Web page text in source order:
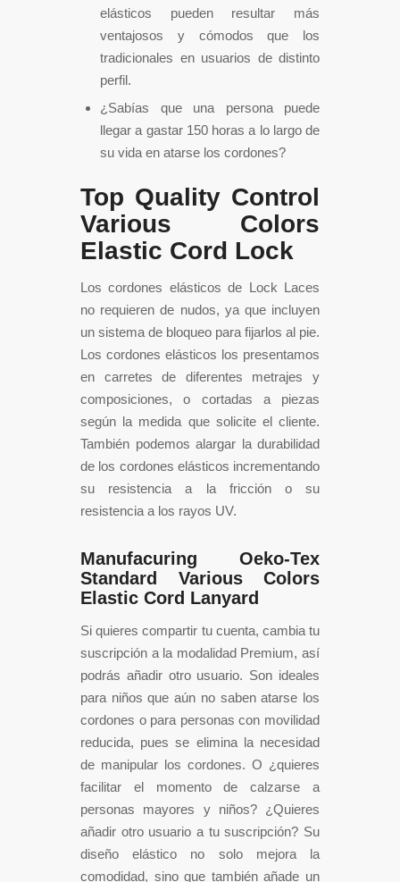
elásticos pueden resultar más
ventajosos y cómodos que los
tradicionales en usuarios de distinto
perfil.
¿Sabías que una persona puede
llegar a gastar 150 horas a lo largo de
su vida en atarse los cordones?
Top Quality Control
Various Colors
Elastic Cord Lock
Los cordones elásticos de Lock Laces
no requieren de nudos, ya que incluyen
un sistema de bloqueo para fijarlos al pie.
Los cordones elásticos los presentamos
en carretes de diferentes metrajes y
composiciones, o cortadas a piezas
según la medida que solicite el cliente.
También podemos alargar la durabilidad
de los cordones elásticos incrementando
su resistencia a la fricción o su
resistencia a los rayos UV.
Manufacuring Oeko-Tex
Standard Various Colors
Elastic Cord Lanyard
Si quieres compartir tu cuenta, cambia tu
suscripción a la modalidad Premium, así
podrás añadir otro usuario. Son ideales
para niños que aún no saben atarse los
cordones o para personas con movilidad
reducida, pues se elimina la necesidad
de manipular los cordones. O ¿quieres
facilitar el momento de calzarse a
personas mayores y niños? ¿Quieres
añadir otro usuario a tu suscripción? Su
diseño elástico no solo mejora la
comodidad, sino que también añade un